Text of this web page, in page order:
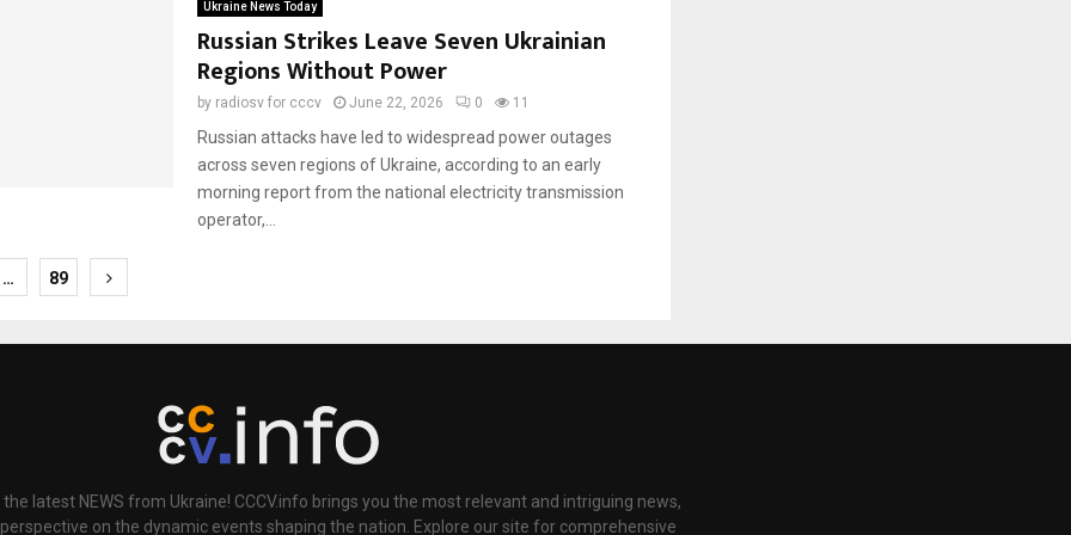
Ukraine News Today
Russian Strikes Leave Seven Ukrainian
Regions Without Power
by radiosv for cccv June 22, 2026 0 11
Russian attacks have led to widespread power outages
across seven regions of Ukraine, according to an early
morning report from the national electricity transmission
operator,...
… 89
latest NEWS from Ukraine! CCCV.info brings you the most relevant and intriguing news,
on the dynamic events shaping the nation. Explore our site for comprehensive